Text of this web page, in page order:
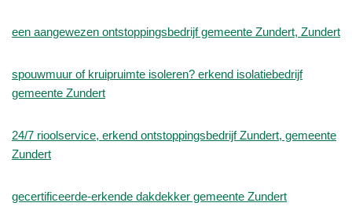
een aangewezen ontstoppingsbedrijf gemeente Zundert, Zundert
spouwmuur of kruipruimte isoleren? erkend isolatiebedrijf
gemeente Zundert
24/7 rioolservice, erkend ontstoppingsbedrijf Zundert, gemeente
Zundert
gecertificeerde-erkende dakdekker gemeente Zundert